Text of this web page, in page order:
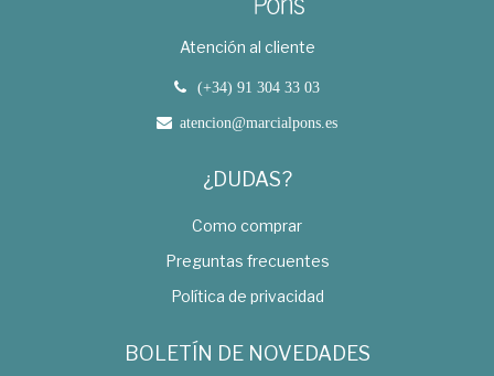
Atención al cliente
(+34) 91 304 33 03
atencion@marcialpons.es
¿DUDAS?
Como comprar
Preguntas frecuentes
Política de privacidad
BOLETÍN DE NOVEDADES